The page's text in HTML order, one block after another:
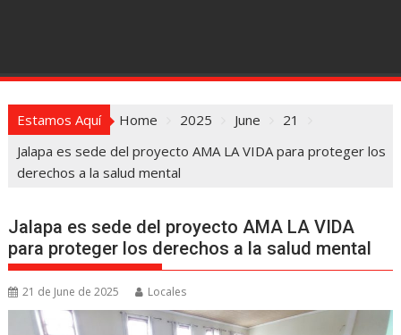
Estamos Aquí Home 2025 June
21
Jalapa es sede del proyecto AMA LA VIDA para proteger los
derechos a la salud mental
Jalapa es sede del proyecto AMA LA VIDA
para proteger los derechos a la salud mental
21 de June de 2025 Locales